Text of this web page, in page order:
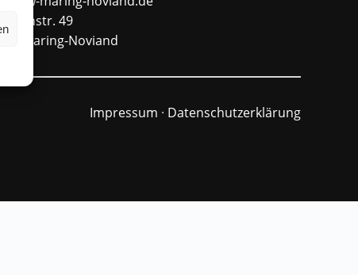
49
Maring-Noviand
Impressum · Datenschutzerklärung